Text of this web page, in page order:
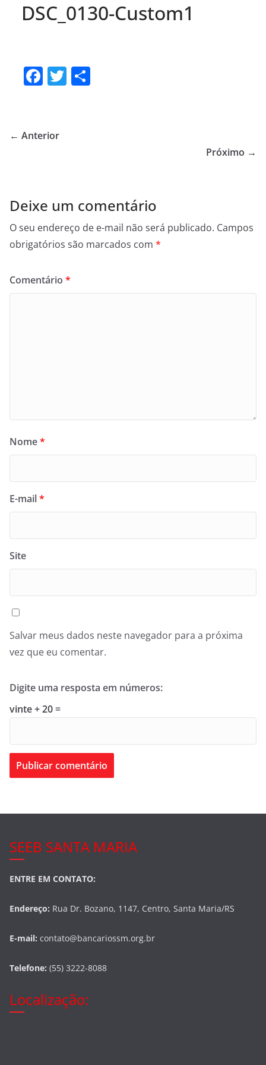
DSC_0130-Custom1
F
e
k
T
← Anterior
Próximo →
Deixe um comentário
O seu endereço de e-mail não será publicado. Campos
obrigatórios são marcados com *
Comentário *
Nome*
E-mail*
Site
Salvar meus dados neste navegador para a próxima
vez que eu comentar.
Digite uma resposta em números:
vinte + 20 =
SEEB SANTA MARIA
ENTRE EM CONTATO:
Endereço: Rua Dr. Bozano, 1147, Centro, Santa Maria/RS
E-mail: contato@bancariossm.org.br
Telefone: (55) 3222-8088
Localização: